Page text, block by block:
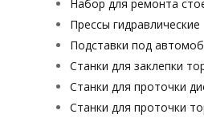
Набор для ремонта
Прессы гидравлические
Подставки под
Станки для заклепки
Станки для проточки
Станки для проточки